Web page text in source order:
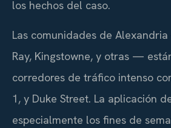
los hechos del caso.
Las comunidades de
Ray, Kingstowne, y otras —
corredores de tráfico intenso
1, y Duke Street. La aplicación
especialmente los fines de